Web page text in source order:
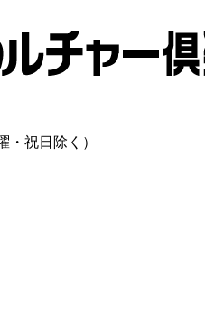
・祝日除く）